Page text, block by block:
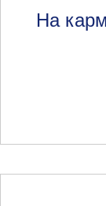
На